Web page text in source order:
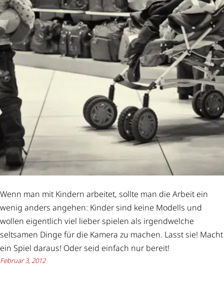
Wenn man mit Kindern arbeitet, sollte man die Arbeit ein
wenig anders angehen: Kinder sind keine Modells und
wollen eigentlich viel lieber spielen als irgendwelche
seltsamen Dinge für die Kamera zu machen. Lasst sie! Macht
ein Spiel daraus! Oder seid einfach nur bereit!
Februar 3, 2012